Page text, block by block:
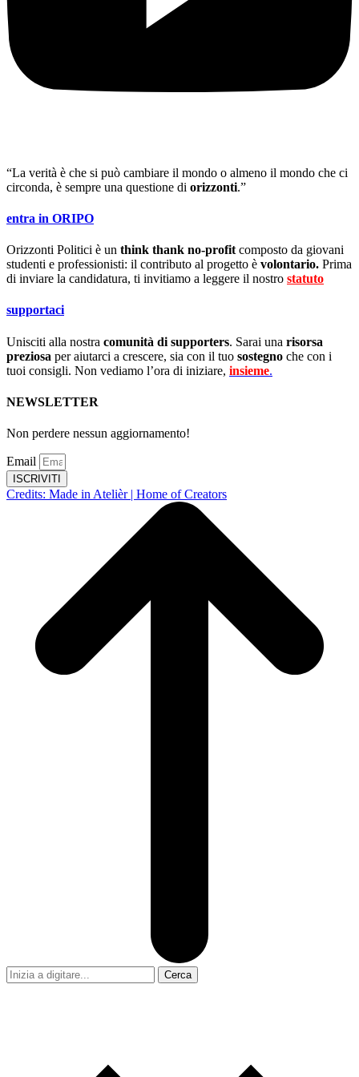
“La verità è che si può cambiare il mondo o almeno il mondo che ci
circonda, è sempre una questione di orizzonti.”
entra in ORIPO
Orizzonti Politici è un think thank no-profit composto da giovani
studenti e professionisti: il contributo al progetto è volontario. Prima
di inviare la candidatura, ti invitiamo a leggere il nostro statuto
supportaci
Unisciti alla nostra comunità di supporters. Sarai una risorsa
preziosa per aiutarci a crescere, sia con il tuo sostegno che con i
tuoi consigli. Non vediamo l’ora di iniziare, insieme.
NEWSLETTER
Non perdere nessun aggiornamento!
Email
ISCRIVITI
Credits: Made in Atelièr | Home of Creators
Cerca